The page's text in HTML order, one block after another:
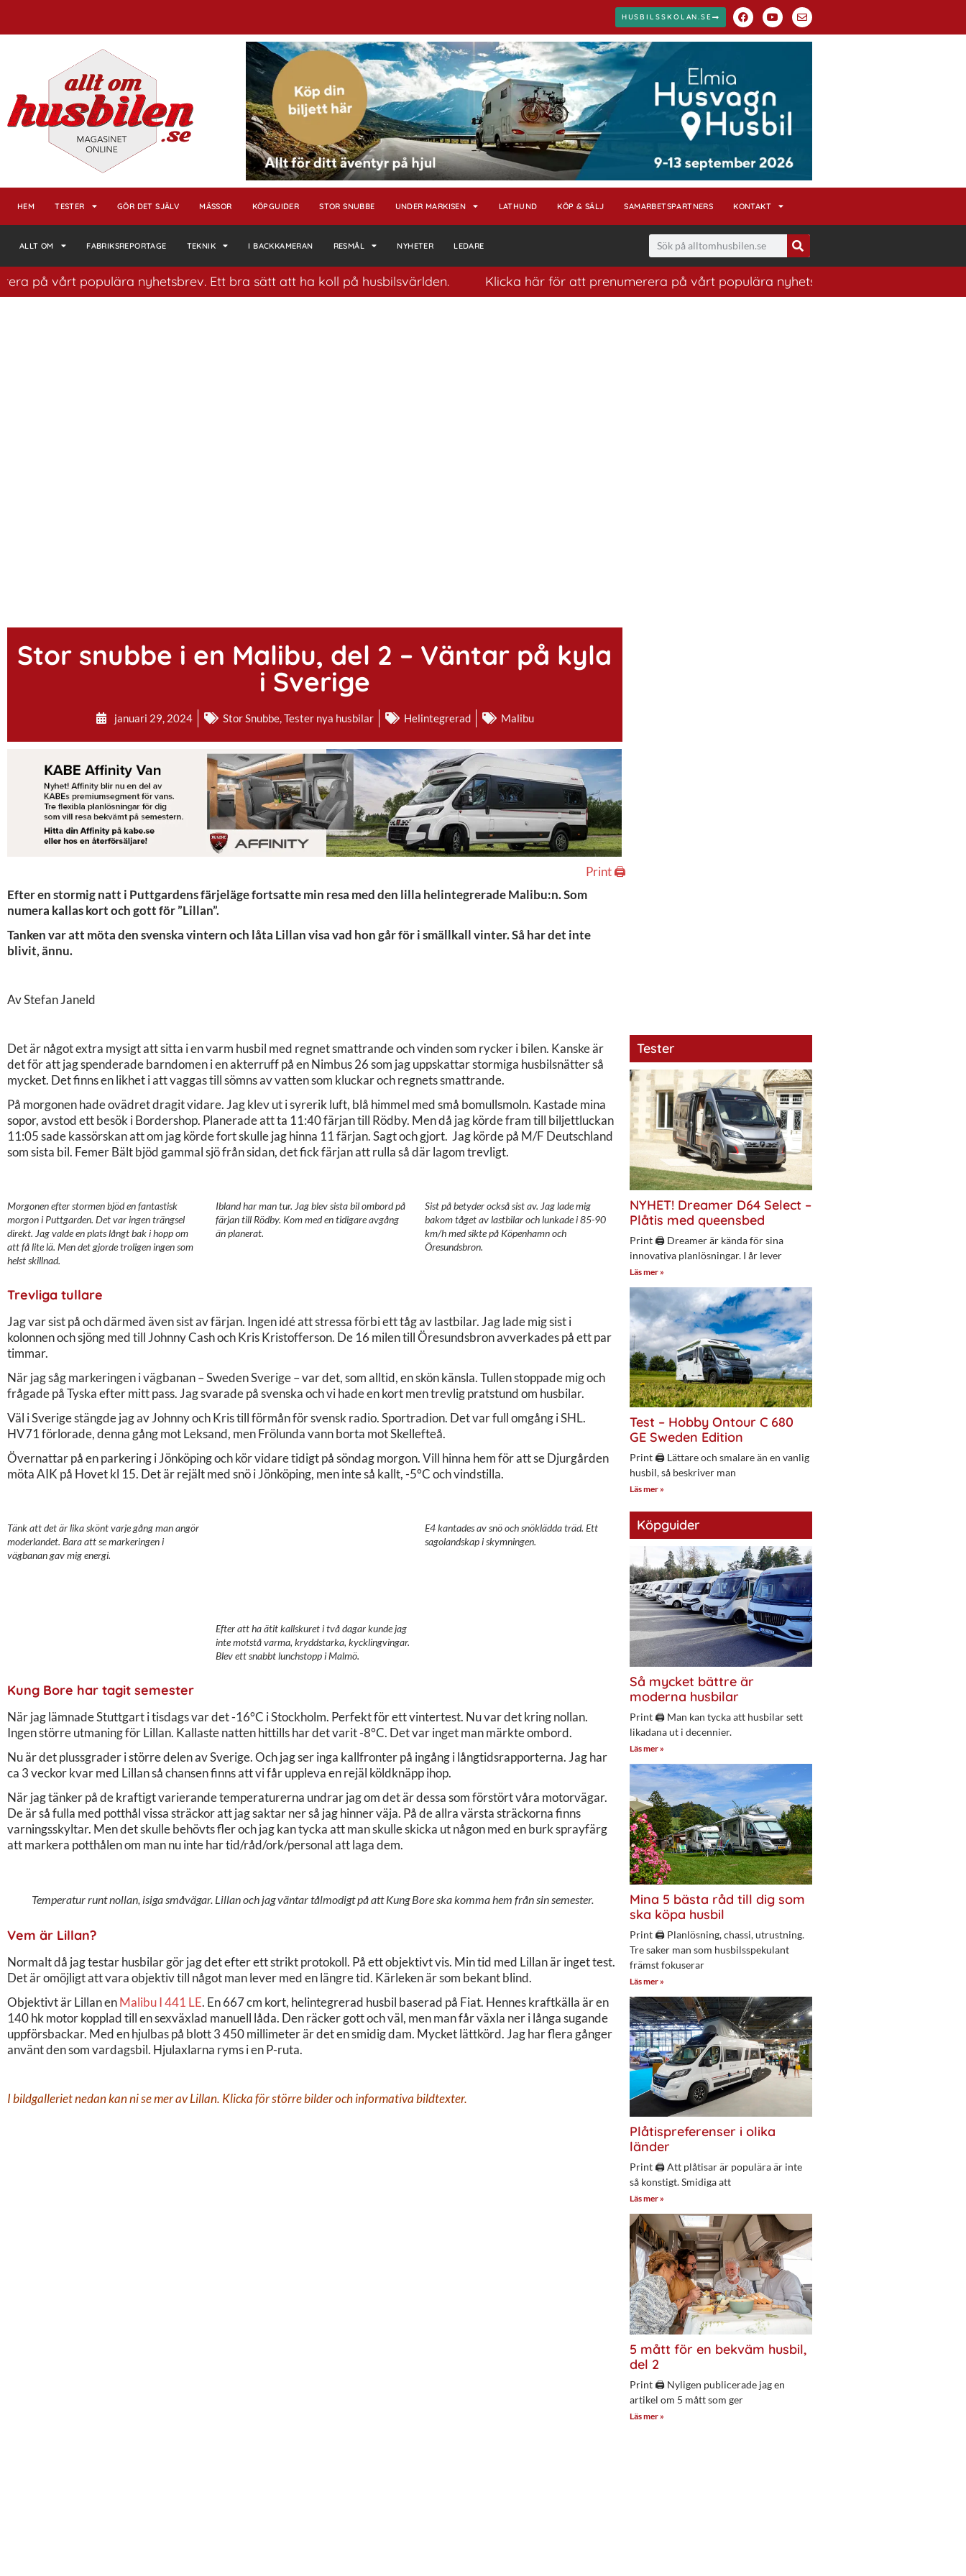
HUSBILSSKOLAN.SE
HEM TESTER GÖR DET SJÄLV MÄSSOR KÖPGUIDER STOR SNUBBE UNDER MARKISEN LATHUND KÖP & SÄLJ SAMARBETSPARTNERS KONTAKT
ALLT OM FABRIKSREPORTAGE TEKNIK I BACKKAMERAN RESMÅL NYHETER LEDARE
populära nyhetsbrev. Ett bra sätt att ha koll på husbilsvärlden. Klicka här för att prenumerera på vårt populära nyhetsbrev. Ett bra sätt att ha koll på
Stor snubbe i en Malibu, del 2 – Väntar på kyla
i Sverige
januari 29, 2024 Stor Snubbe,Tester nya husbilar Helintegrerad Malibu
Print 🖨
Efter en stormig natt i Puttgardens färjeläge fortsatte min resa med den lilla helintegrerade Malibu:n. Som
numera kallas kort och gott för ”Lillan”.
Tanken var att möta den svenska vintern och låta Lillan visa vad hon går för i smällkall vinter. Så har det inte
blivit, ännu.
Av Stefan Janeld
Det är något extra mysigt att sitta i en varm husbil med regnet smattrande och vinden som rycker i bilen. Kanske är
det för att jag spenderade barndomen i en akterruff på en Nimbus 26 som jag uppskattar stormiga husbilsnätter så
mycket. Det finns en likhet i att vaggas till sömns av vatten som kluckar och regnets smattrande.
På morgonen hade ovädret dragit vidare. Jag klev ut i syrerik luft, blå himmel med små bomullsmoln. Kastade mina
sopor, avstod ett besök i Bordershop. Planerade att ta 11:40 färjan till Rödby. Men då jag körde fram till biljettluckan
11:05 sade kassörskan att om jag körde fort skulle jag hinna 11 färjan. Sagt och gjort. Jag körde på M/F Deutschland
som sista bil. Femer Bält bjöd gammal sjö från sidan, det fick färjan att rulla så där lagom trevligt.
Morgonen efter stormen bjöd en fantastisk
morgon i Puttgarden. Det var ingen trängsel
direkt. Jag valde en plats långt bak i hopp om
att få lite lä. Men det gjorde troligen ingen som
helst skillnad.
Ibland har man tur. Jag blev sista bil ombord på
färjan till Rödby. Kom med en tidigare avgång
än planerat.
Sist på betyder också sist av. Jag lade mig
bakom tåget av lastbilar och lunkade i 85-90
km/h med sikte på Köpenhamn och
Öresundsbron.
Trevliga tullare
Jag var sist på och därmed även sist av färjan. Ingen idé att stressa förbi ett tåg av lastbilar. Jag lade mig sist i
kolonnen och sjöng med till Johnny Cash och Kris Kristofferson. De 16 milen till Öresundsbron avverkades på ett par
timmar.
När jag såg markeringen i vägbanan – Sweden Sverige – var det, som alltid, en skön känsla. Tullen stoppade mig och
frågade på Tyska efter mitt pass. Jag svarade på svenska och vi hade en kort men trevlig pratstund om husbilar.
Väl i Sverige stängde jag av Johnny och Kris till förmån för svensk radio. Sportradion. Det var full omgång i SHL.
HV71 förlorade, denna gång mot Leksand, men Frölunda vann borta mot Skellefteå.
Övernattar på en parkering i Jönköping och kör vidare tidigt på söndag morgon. Vill hinna hem för att se Djurgården
möta AIK på Hovet kl 15. Det är rejält med snö i Jönköping, men inte så kallt, -5°C och vindstilla.
Tänk att det är lika skönt varje gång man angör
moderlandet. Bara att se markeringen i
vägbanan gav mig energi.
Efter att ha ätit kallskuret i två dagar kunde jag
inte motstå varma, kryddstarka, kycklingvingar.
Blev ett snabbt lunchstopp i Malmö.
E4 kantades av snö och snöklädda träd. Ett
sagolandskap i skymningen.
Kung Bore har tagit semester
När jag lämnade Stuttgart i tisdags var det -16°C i Stockholm. Perfekt för ett vintertest. Nu var det kring nollan.
Ingen större utmaning för Lillan. Kallaste natten hittills har det varit -8°C. Det var inget man märkte ombord.
Nu är det plussgrader i större delen av Sverige. Och jag ser inga kallfronter på ingång i långtidsrapporterna. Jag har
ca 3 veckor kvar med Lillan så chansen finns att vi får uppleva en rejäl köldknäpp ihop.
När jag tänker på de kraftigt varierande temperaturerna undrar jag om det är dessa som förstört våra motorvägar.
De är så fulla med potthål vissa sträckor att jag saktar ner så jag hinner väja. På de allra värsta sträckorna finns
varningsskyltar. Men det skulle behövts fler och jag kan tycka att man skulle skicka ut någon med en burk sprayfärg
att markera potthålen om man nu inte har tid/råd/ork/personal att laga dem.
Temperatur runt nollan, isiga småvägar. Lillan och jag väntar tålmodigt på att Kung Bore ska komma hem från sin semester.
Vem är Lillan?
Normalt då jag testar husbilar gör jag det efter ett strikt protokoll. På ett objektivt vis. Min tid med Lillan är inget test.
Det är omöjligt att vara objektiv till något man lever med en längre tid. Kärleken är som bekant blind.
Objektivt är Lillan enMalibu I 441 LE. En 667 cm kort, helintegrerad husbil baserad på Fiat. Hennes kraftkälla är en
140 hk motor kopplad till en sexväxlad manuell låda. Den räcker gott och väl, men man får växla ner i långa sugande
uppförsbackar. Med en hjulbas på blott 3 450 millimeter är det en smidig dam. Mycket lättkörd. Jag har flera gånger
använt den som vardagsbil. Hjulaxlarna ryms i en P-ruta.
I bildgalleriet nedan kan ni se mer av Lillan. Klicka för större bilder och informativa bildtexter.
Tester
NYHET! Dreamer D64 Select –
Plåtis med queensbed
Print 🖨 Dreamer är kända för sina
innovativa planlösningar. I år lever
Läs mer »
Test – Hobby Ontour C 680
GE Sweden Edition
Print 🖨 Lättare och smalare än en vanlig
husbil, så beskriver man
Läs mer »
Köpguider
Så mycket bättre är
moderna husbilar
Print 🖨 Man kan tycka att husbilar sett
likadana ut i decennier.
Läs mer »
Mina 5 bästa råd till dig som
ska köpa husbil
Print 🖨 Planlösning, chassi, utrustning.
Tre saker man som husbilsspekulant
främst fokuserar
Läs mer »
Plåtispreferenser i olika
länder
Print 🖨 Att plåtisar är populära är inte
så konstigt. Smidiga att
Läs mer »
5 mått för en bekväm husbil,
del 2
Print 🖨 Nyligen publicerade jag en
artikel om 5 mått som ger
Läs mer »